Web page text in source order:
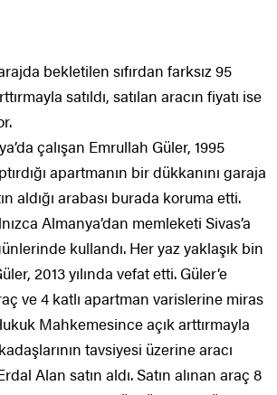
bekletilen sıfırdan farksız 95
satıldı, satılan aracın fiyatı ise
çalışan Emrullah Güler, 1995
apartmanın bir dükkanını garaja
aldığı arabası burada koruma etti.
Almanya’dan memleketi Sivas’a
kullandı. Her yaz yaklaşık bin
2013 yılında vefat etti. Güler’e
ve 4 katlı apartman varislerine miras
Mahkemesince açık arttırmayla
tavsiyesi üzerine aracı
Alan satın aldı. Satın alınan araç 8